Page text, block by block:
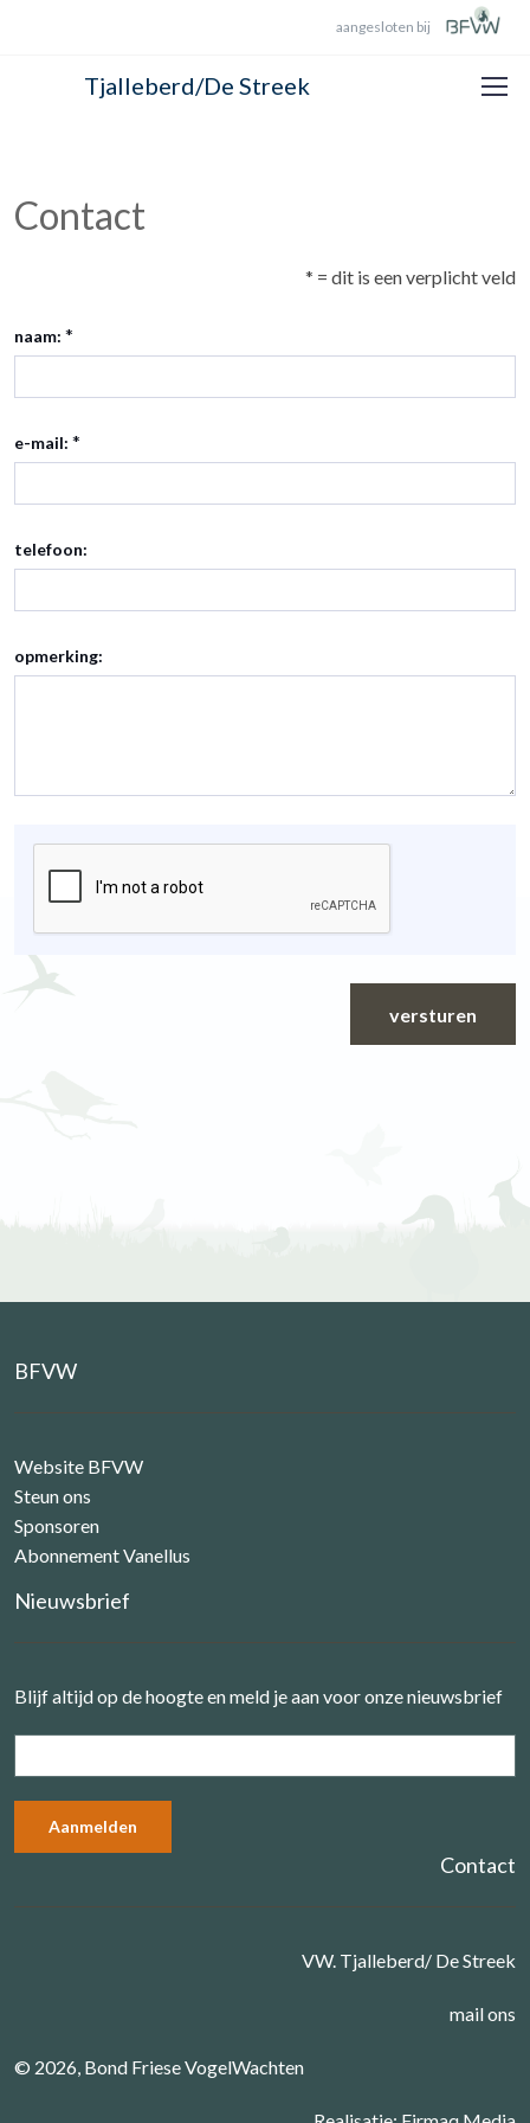
aangesloten bij
Tjalleberd/De Streek
Contact
* = dit is een verplicht veld
naam: *
e-mail: *
telefoon:
opmerking:
versturen
BFVW
Website BFVW
Steun ons
Sponsoren
Abonnement Vanellus
Nieuwsbrief
Blijf altijd op de hoogte en meld je aan voor onze nieuwsbrief
Contact
VW. Tjalleberd/ De Streek
mail ons
© 2026, Bond Friese VogelWachten